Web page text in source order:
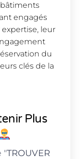
engagés
leur
du
clés de la
Plus
"TROUVER